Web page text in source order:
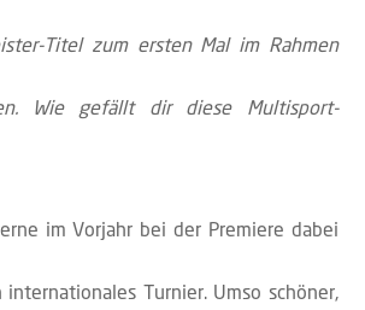
Titel zum ersten Mal im Rahmen
Wie gefällt dir diese Multisport-
im Vorjahr bei der Premiere dabei
Turnier. Umso schöner,